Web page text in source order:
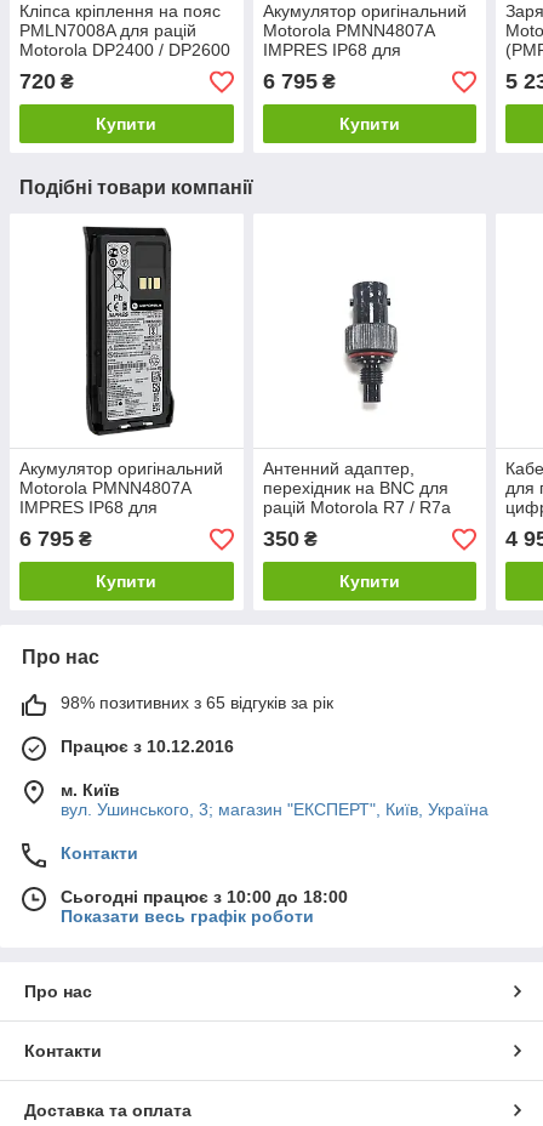
Кліпса кріплення на пояс
PMLN7008A для рацій
Motorola DP2400 / DP2600
/ DP4400 / DP4600 /
DP4800 / R7
720 ₴
Купити
Акумулятор оригінальний
Motorola PMNN4807A
IMPRES IP68 для
цифрових рацій Motorola
R7, R7a
6 795₴
Купити
5
Подібні товари компанії
Акумулятор оригінальний
Motorola PMNN4807A
IMPRES IP68 для
цифрових рацій Motorola
R7, R7a
6 795 ₴
Купити
Антенний адаптер,
перехідник на BNC для
рацій Motorola R7 / R7a
350₴
Купити
для
4
Про нас
98% позитивних з 65 відгуків за рік
Працює з 10.12.2016
м. Київ
вул. Ушинського, 3; магазин "ЕКСПЕРТ", Київ, Україна
Контакти
Сьогодні працює з 10:00 до 18:00
Показати весь графік роботи
Про нас
Контакти
Доставка та оплата